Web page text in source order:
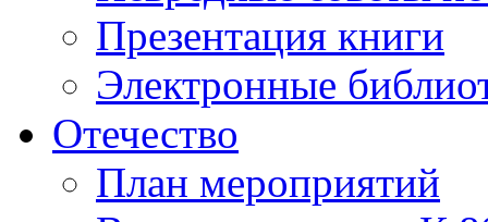
Презентация книги
Электронные
Отечество
План мероприятий